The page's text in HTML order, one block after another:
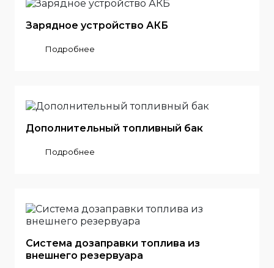
Зарядное устройство АКБ
Подробнее
Дополнительный топливный бак
Подробнее
Система дозаправки топлива из
внешнего резервуара